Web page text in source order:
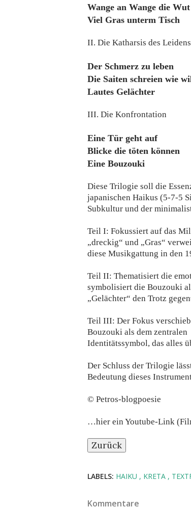
Wange an Wange die Wut
Viel Gras unterm Tisch
II. Die Katharsis des Leidens
Der Schmerz zu leben
Die Saiten schreien wie
Lautes Gelächter
III. Die Konfrontation
Eine Tür geht auf
Blicke die töten können
Eine Bouzouki
Diese Trilogie soll die
japanischen Haikus (5-7-5
Subkultur und der
Teil I: Fokussiert auf das
„dreckig“ und „Gras“
diese Musikgattung in den
Teil II: Thematisiert die
symbolisiert die Bouzouki
„Gelächter“ den Trotz
Teil III: Der Fokus
Bouzouki als dem zentralen
Identitätssymbol, das alles
Der Schluss der Trilogie
Bedeutung dieses
© Petros-blogpoesie
…hier ein Youtube-Link
Zurück
LABELS: HAIKU KRETA
Kommentare